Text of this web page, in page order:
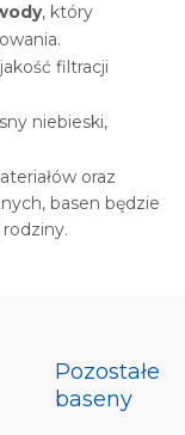
, który
filtracji
niebieski,
oraz
basen będzie
Pozostałe
baseny